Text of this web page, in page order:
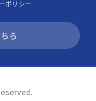
ポリシー
ら